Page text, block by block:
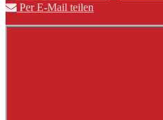
Per E-Mail teilen